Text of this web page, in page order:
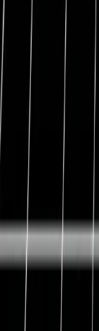
Datum
Etsy
ist ein
vom
Denn
Jahren
am
wächst
spezieller
Etsy ist